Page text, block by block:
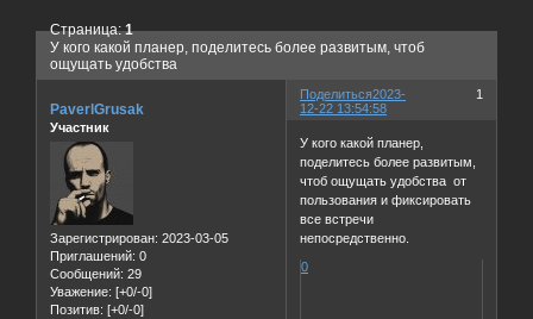
У кого какой планер, поделитесь более развитым, чтоб
ощущать удобства
Страница:1
Поделиться 1
2023-
12-22 13:54:58
PaverlGrusak
Участник
Зарегистрирован: 2023-03-05
Приглашений: 0
Сообщений: 29
Уважение: [+0/-0]
Позитив: [+0/-0]
У кого какой планер,
поделитесь более развитым,
чтоб ощущать удобства от
пользования и фиксировать
все встречи
непосредственно.
0